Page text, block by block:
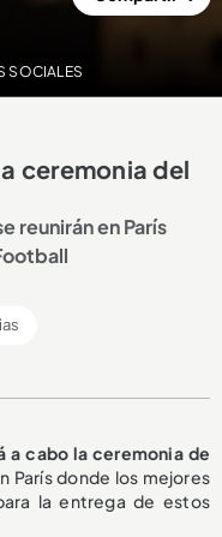
SOCIALES
ceremonia del
reunirán en París
a cabo la ceremonia de
París donde los mejores
la entrega de estos